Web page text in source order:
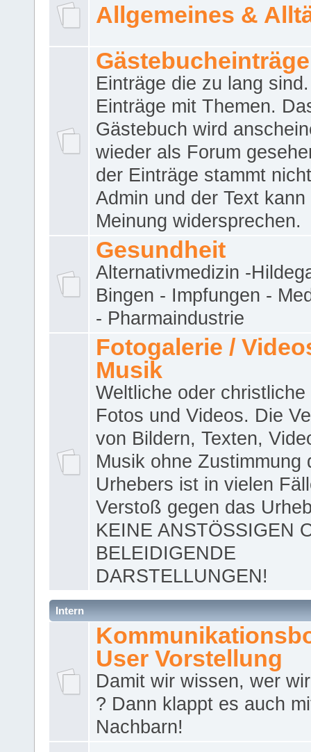
Allgemeines &
Gästebucheinträge
Einträge die zu lang
Einträge mit Themen.
Gästebuch wird
wieder als Forum
der Einträge stammt
Admin und der Text kann
Meinung widersprechen.
Gesundheit
Alternativmedizin -
Bingen - Impfungen -
- Pharmaindustrie
Fotogalerie /
Musik
Weltliche oder christliche
Fotos und Videos. Die
von Bildern, Texten,
Musik ohne Zustimmung
Urhebers ist in vielen
Verstoß gegen das
KEINE ANSTÖSSIGEN
BELEIDIGENDE
DARSTELLUNGEN!
Intern
User Vorstellung
Damit wir wissen, wer
? Dann klappt es auch
Nachbarn!